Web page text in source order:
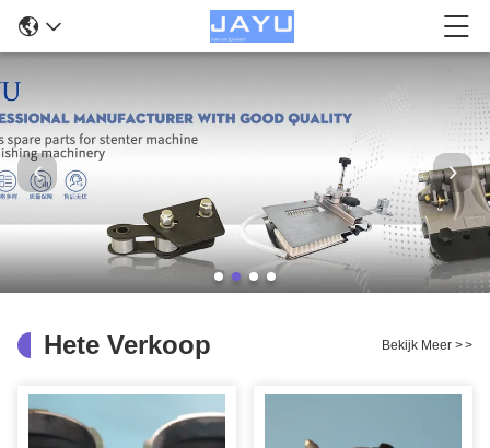
Hete Verkoop Bekijk Meer >>